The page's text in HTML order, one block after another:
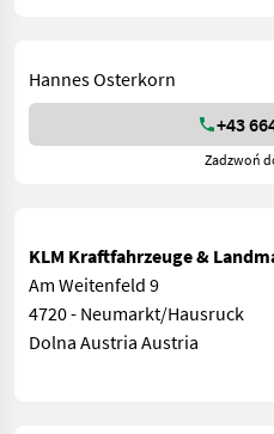
Hannes Osterkorn
+43
Zadzwoń
KLM Kraftfahrzeuge &
Am Weitenfeld 9
4720 - Neumarkt/Hausruck
Dolna Austria Austria